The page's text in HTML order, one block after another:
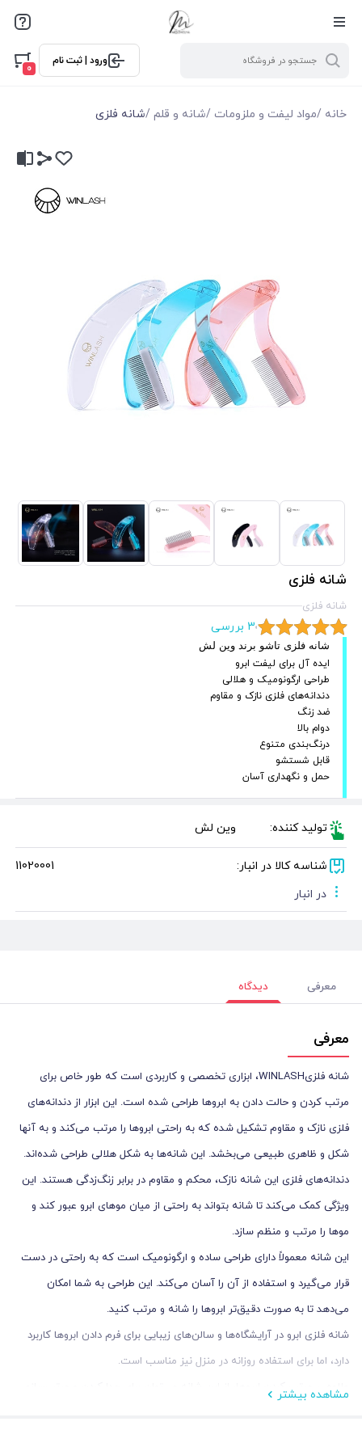
ورود | ثبت نام
0
خانه /مواد لیفت و ملزومات /شانه و قلم /شانه فلزی
شانه فلزی
شانه فلزی
3 بررسی
شانه فلزی تاشو برند وین لش
ایده آل برای لیفت ابرو
طراحی ارگونومیک و هلالی
دندانه‌های فلزی نازک و مقاوم
ضد زنگ
دوام بالا
درنگ‌بندی متنوع
قابل شستشو
حمل و نگهداری آسان
تولید کننده: وین لش
شناسه کالا در انبار:
11020001
در انبار
معرفی دیدگاه
معرفی
شانه فلزیWINLASH، ابزاری تخصصی و کاربردی است که طور خاص برای
مرتب کردن و حالت دادن به ابروها طراحی شده است. این ابزار از دندانه‌های
فلزی نازک و مقاوم تشکیل شده که به راحتی ابروها را مرتب می‌کند و به آنها
شکل و ظاهری طبیعی می‌بخشد. این شانه‌ها به شکل هلالی طراحی شده‌اند.
دندانه‌های فلزی این شانه نازک، محکم و مقاوم در برابر زنگ‌زدگی هستند. این
ویژگی کمک می‌کند تا شانه بتواند به راحتی از میان موهای ابرو عبور کند و
موها را مرتب و منظم سازد.
این شانه معمولاً دارای طراحی ساده و ارگونومیک است که به راحتی در دست
قرار می‌گیرد و استفاده از آن را آسان می‌کند. این طراحی به شما امکان
می‌دهد تا به صورت دقیق‌تر ابروها را شانه و مرتب کنید.
شانه فلزی ابرو در آرایشگاه‌ها و سالن‌های زیبایی برای فرم دادن ابروها کاربرد
دارد، اما برای استفاده روزانه در منزل نیز مناسب است.
علاوه بر مرتب کردن ابروها، از این شانه می‌توان برای جدا کردن و مرتب‌سازی
مشاهده بیشتر